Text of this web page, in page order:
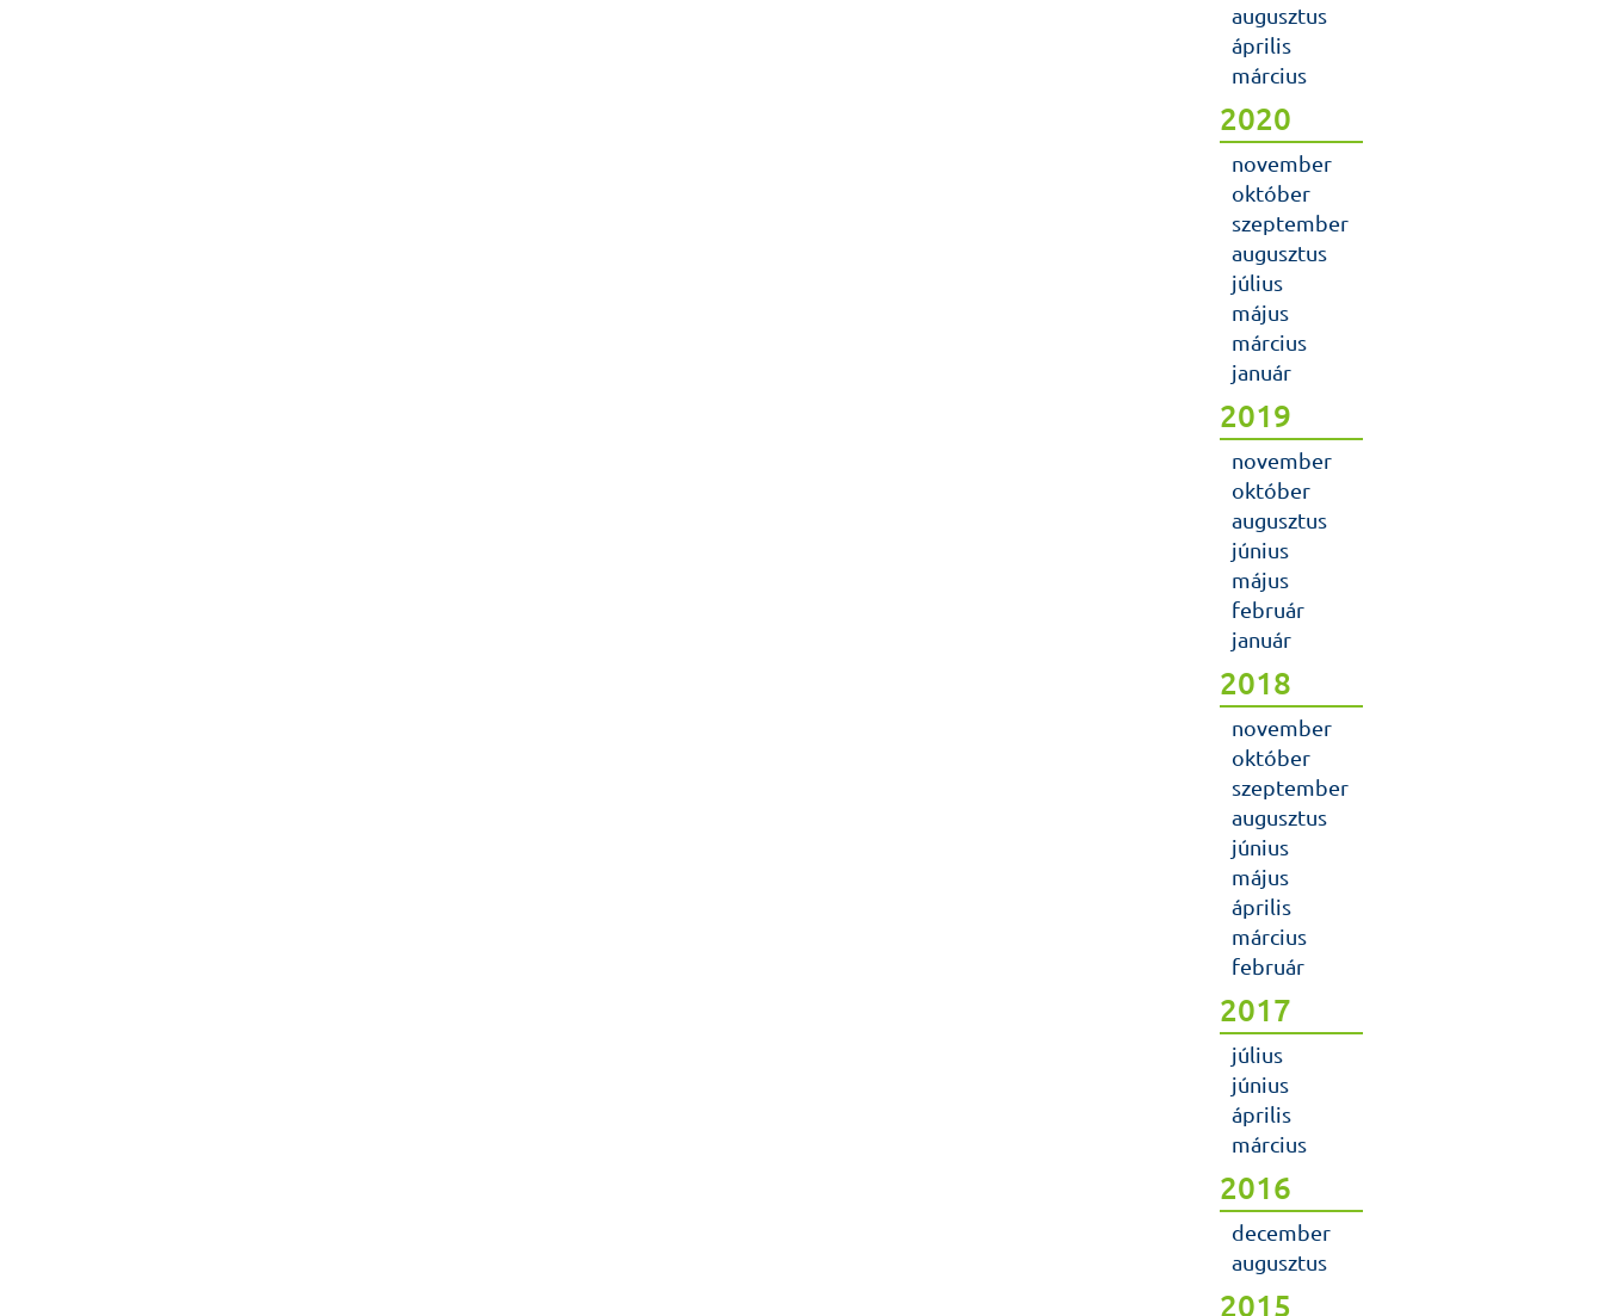
augusztus
április
március
2020
november
október
szeptember
augusztus
július
május
március
január
2019
november
október
augusztus
június
május
február
január
2018
november
október
szeptember
augusztus
június
május
április
március
február
2017
július
június
április
március
2016
december
augusztus
2015